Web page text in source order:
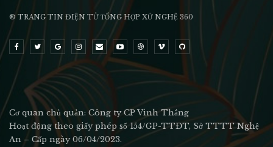
® TRANG TIN ĐIỆN TỬ ТỔNG HỢP XỨ NGHỆ 360
Cơ quan chủ quản: Công ty CP Vinh Thắng
Hoạt động theo giấy phép số 154/GP-TTĐT, Sở TTTT Nghệ
An – Cấp ngày 06/04/2023.